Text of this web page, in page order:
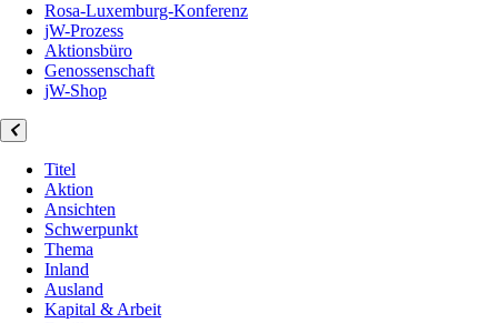
Rosa-Luxemburg-Konferenz
jW-Prozess
Aktionsbüro
Genossenschaft
jW-Shop
Titel
Aktion
Ansichten
Schwerpunkt
Thema
Inland
Ausland
Kapital & Arbeit